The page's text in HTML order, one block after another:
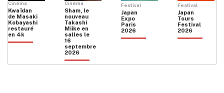
Cinéma
Kwaïdan
de Masaki
Kobayashi
restauré
en 4k
Cinéma
Sham, le
nouveau
Takashi
Miike en
salles le
16
septembre
2026
Festival
Japan
Expo
Paris
2026
Festival
Japan
Tours
Festival
2026